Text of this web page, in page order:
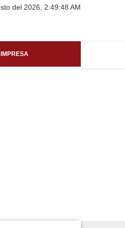
del 2026, 2:49:48 AM